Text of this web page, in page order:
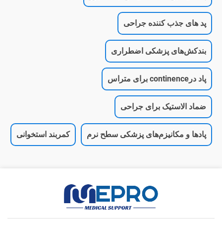
پد های جذب کننده جراحی
بندکش‌های پزشکی اضطراری
پاد درcontinence برای متراس
ضماد الاستیک برای جراحی
پادها و مکانیزم‌های پزشکی سطح نرم کمربند استخوانی